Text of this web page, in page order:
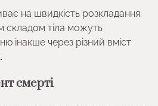
на швидкість розкладання.
складом тіла можуть
інакше через різний вміст
смерті